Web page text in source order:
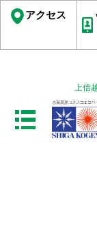
上信
アクセス